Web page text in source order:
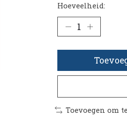
Hoeveelheid:
Toevoegen om